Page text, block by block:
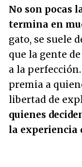
No son pocas
termina en
gato, se suele
que la gente
a la
premia a
libertad de
quienes
la experiencia